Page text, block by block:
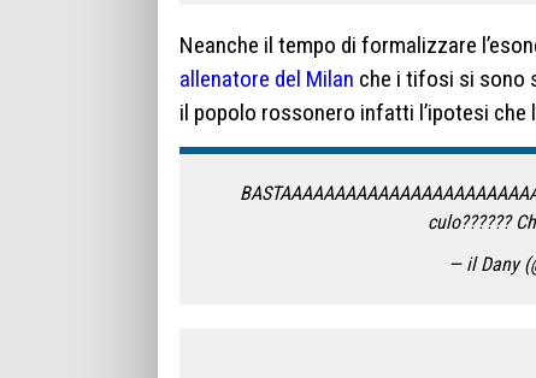
Neanche il tempo di formalizzare
allenatore del Milan che i tifosi si sono
il popolo rossonero infatti l’ipotesi che
culo??????
— il Dany